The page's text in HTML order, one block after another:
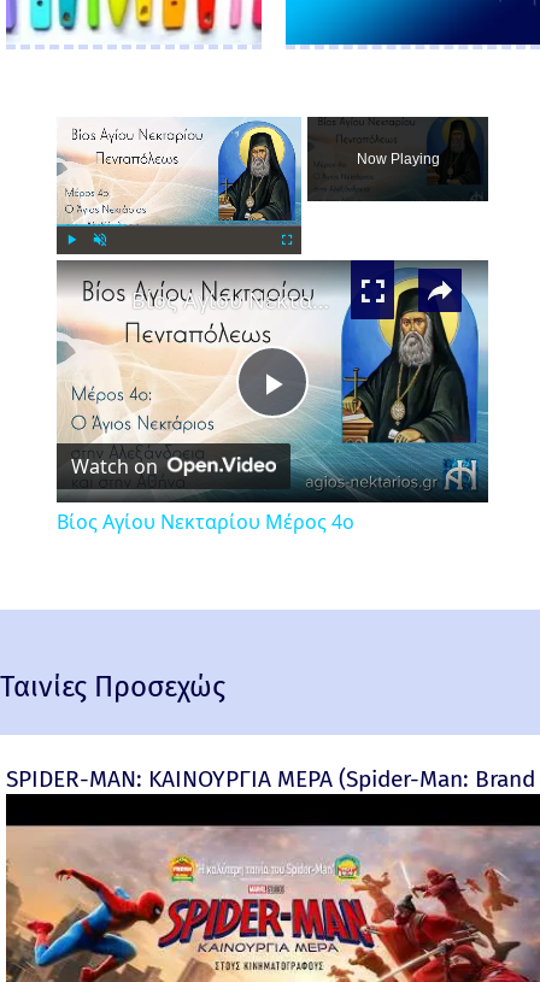
Now Playing
×
Play
Video
Βίος Αγίου Νεκταρίου Μέρος 4ο
Watch on
Βίος Αγίου Νεκταρίου Μέρος 4ο
Ταινίες Προσεχώς
SPIDER-MAN: ΚΑΙΝΟΥΡΓΙΑ ΜΕΡΑ (Spider-Man: